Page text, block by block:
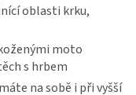
oblasti krku,
moto
s hrbem
na sobě i při vyšší